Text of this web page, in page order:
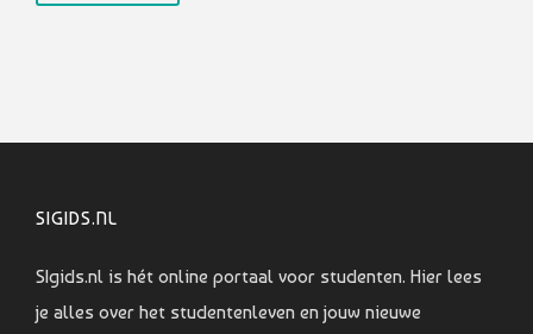
SIGIDS.NL
SIgids.nl is hét online portaal voor studenten. Hier lees
je alles over het studentenleven en jouw nieuwe